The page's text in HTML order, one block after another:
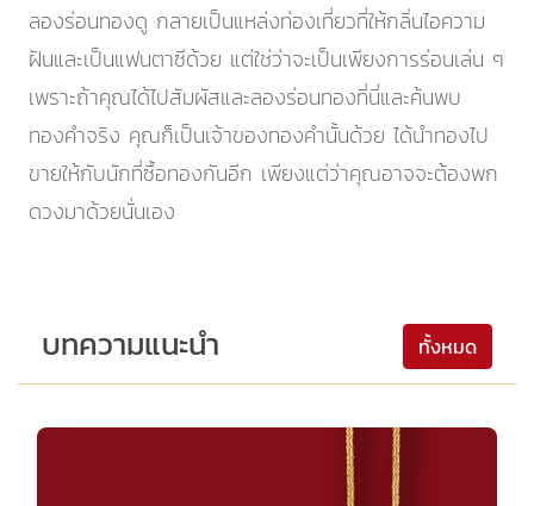
ลองร่อนทองดู กลายเป็นแหล่งท่องเที่ยวที่ให้กลิ่นไอความ
ฝันและเป็นแฟนตาซีด้วย แต่ใช่ว่าจะเป็นเพียงการร่อนเล่น ๆ
เพราะถ้าคุณได้ไปสัมผัสและลองร่อนทองที่นี่และค้นพบ
ทองคำจริง คุณก็เป็นเจ้าของทองคำนั้นด้วย ได้นำทองไป
ขายให้กับนักที่ซื้อทองกันอีก เพียงแต่ว่าคุณอาจจะต้องพก
ดวงมาด้วยนั่นเอง
บทความแนะนำ ทั้งหมด